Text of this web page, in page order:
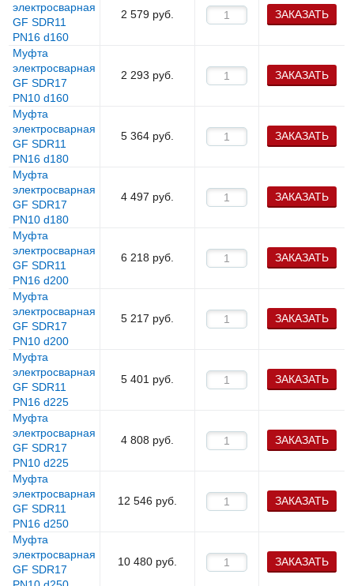
электросварная
GF SDR11
PN16 d160
2 579 руб. ЗАКАЗАТЬ
Муфта
электросварная
GF SDR17
PN10 d160
2 293 руб. ЗАКАЗАТЬ
Муфта
электросварная
GF SDR11
PN16 d180
5 364 руб. ЗАКАЗАТЬ
Муфта
электросварная
GF SDR17
PN10 d180
4 497 руб. ЗАКАЗАТЬ
Муфта
электросварная
GF SDR11
PN16 d200
6 218 руб. ЗАКАЗАТЬ
Муфта
электросварная
GF SDR17
PN10 d200
5 217 руб. ЗАКАЗАТЬ
Муфта
электросварная
GF SDR11
PN16 d225
5 401 руб. ЗАКАЗАТЬ
Муфта
электросварная
GF SDR17
PN10 d225
4 808 руб. ЗАКАЗАТЬ
Муфта
электросварная
GF SDR11
PN16 d250
12 546 руб. ЗАКАЗАТЬ
Муфта
электросварная
GF SDR17
10 480 руб. ЗАКАЗАТЬ